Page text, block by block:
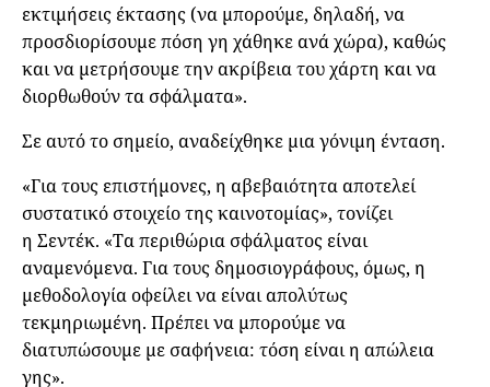
εκτιμήσεις έκτασης (να μπορούμε, δηλαδή, να
προσδιορίσουμε πόση γη χάθηκε ανά χώρα), καθώς
και να μετρήσουμε την ακρίβεια του χάρτη και να
διορθωθούν τα σφάλματα».
Σε αυτό το σημείο, αναδείχθηκε μια γόνιμη ένταση.
«Για τους επιστήμονες, η αβεβαιότητα αποτελεί
συστατικό στοιχείο της καινοτομίας», τονίζει
η Σεντέκ. «Τα περιθώρια σφάλματος είναι
αναμενόμενα. Για τους δημοσιογράφους, όμως, η
μεθοδολογία οφείλει να είναι απολύτως
τεκμηριωμένη. Πρέπει να μπορούμε να
διατυπώσουμε με σαφήνεια: τόση είναι η απώλεια
γης».